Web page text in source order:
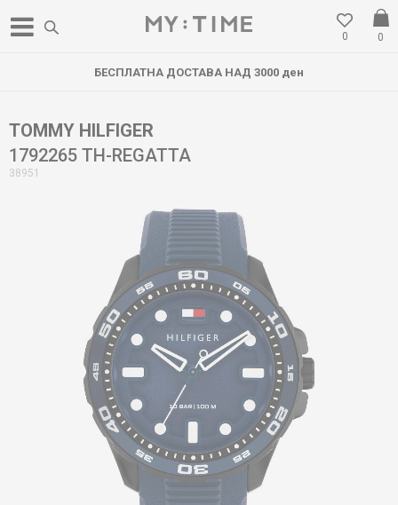
0
0
БЕСПЛАТНА ДОСТАВА НАД 3000 ден
TOMMY HILFIGER
1792265 TH-REGATTA
38951